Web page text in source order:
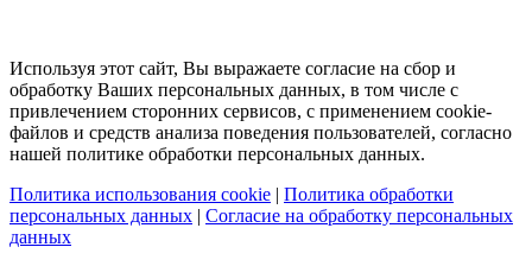
Используя этот сайт, Вы выражаете согласие на сбор и
обработку Ваших персональных данных, в том числе с
привлечением сторонних сервисов, с применением cookie-
файлов и средств анализа поведения пользователей, согласно
нашей политике обработки персональных данных.
Политика использования cookie
Политика обработки
персональных данных
Согласие на обработку персональных
данных